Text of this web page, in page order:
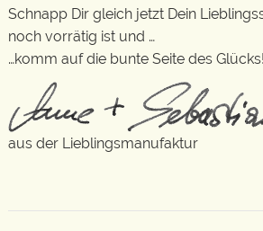
Schnapp Dir gleich jetzt Dein
noch vorrätig ist und …
…komm auf die bunte Seite des Glücks!
aus der Lieblingsmanufaktur